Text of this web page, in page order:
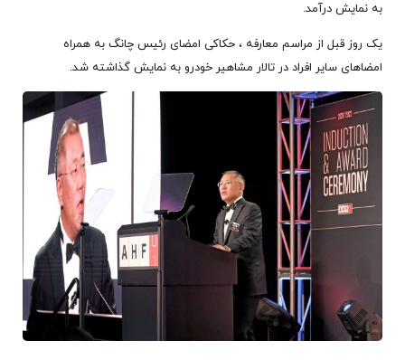
به نمایش درآمد.
یک روز قبل از مراسم معارفه ، حکاکی امضای رئیس چانگ به همراه
امضاهای سایر افراد در تالار مشاهیر خودرو به نمایش گذاشته شد.